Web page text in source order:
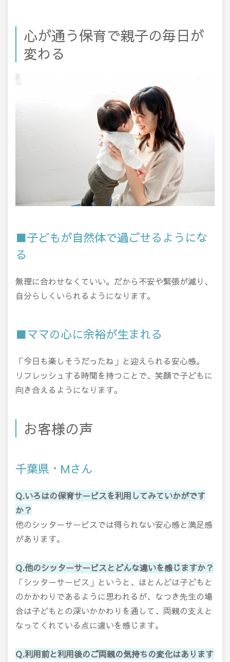
心が通う保育で親子の毎日が
変わる
■子どもが自然体で過ごせるようにな
る
無理に合わせなくていい。だから不安や緊張が減り、
自分らしくいられるようになります。
■ママの心に余裕が生まれる
「今日も楽しそうだったね」と迎えられる安心感。
リフレッシュする時間を持つことで、笑顔で子どもに
向き合えるようになります。
お客様の声
千葉県・Mさん
Q.いろはの保育サービスを利用してみていかがです
か？
他のシッターサービスでは得られない安心感と満足感
があります。
Q.他のシッターサービスとどんな違いを感じますか？
「シッターサービス」というと、ほとんどは子どもと
のかかわりであるように思われるが、なつき先生の場
合は子どもとの深いかかわりを通して、両親の支えと
なってくれている点に違いを感じます。
Q.利用前と利用後のご両親の気持ちの変化はあります